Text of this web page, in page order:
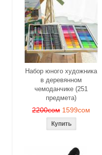
Набор юного художника
в деревянном
чемоданчике (251
предмета)
2200сом 1599сом